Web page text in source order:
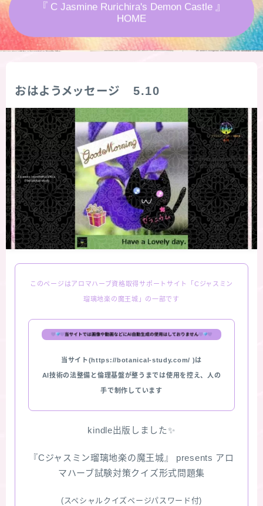
秘密部屋
お知らせ
公式ウェブサイト『Botanical Study』
Cジャスミン瑠璃地楽の主な活動先リンク集
プロフィール
おすすめ商品＆レビュー
★スペシャルアロマハーブ４択クイズ (kindle出
版限定)
『 C Jasmine Rurichira's Demon Castle 』
HOME
おはようメッセージ 5.10
このページはアロマハーブ資格取得サポートサイト「Cジャスミン
瑠璃地楽の魔王城」の一部です
当サイト(https://botanical-study.com/ )は
AI技術の法整備と倫理基盤が整うまでは使用を控え、人の
手で制作しています
kindle出版しました✨
『Cジャスミン瑠璃地楽の魔王城』 presents アロ
マハーブ試験対策クイズ形式問題集
(スペシャルクイズページパスワード付)